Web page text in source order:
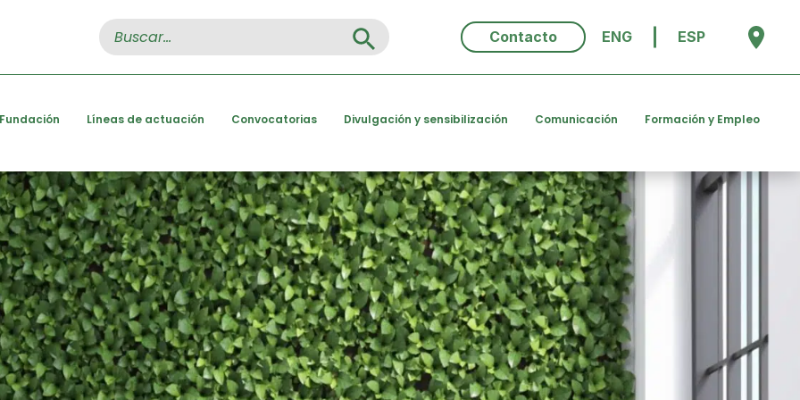
Search
for:
Search Button
Contacto
ENG ESP
Líneas de actuación Convocatorias Divulgación y sensibilización Comunicación Formación y Empleo